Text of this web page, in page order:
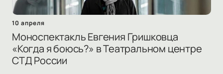
10 апреля
Моноспектакль Евгения Гришковца
«Когда я боюсь?» в Театральном центре
СТД России